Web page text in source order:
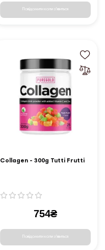
Повідомити коли з'явиться
Collagen - 300g Tutti Frutti
754₴
Повідомити коли з'явиться